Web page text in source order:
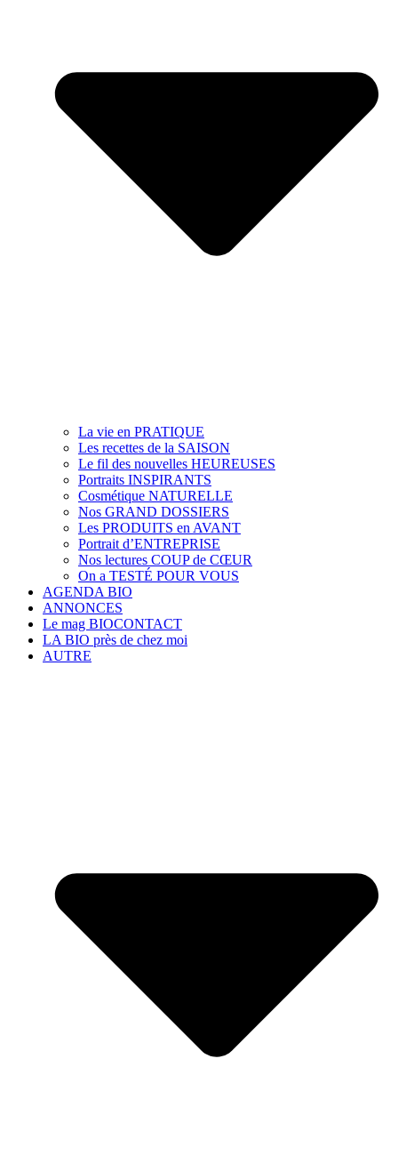
La vie en PRATIQUE
Les recettes de la SAISON
Le fil des nouvelles HEUREUSES
Portraits INSPIRANTS
Cosmétique NATURELLE
Nos GRAND DOSSIERS
Les PRODUITS en AVANT
Portrait d’ENTREPRISE
Nos lectures COUP de CŒUR
On a TESTÉ POUR VOUS
AGENDA BIO
ANNONCES
Le mag BIOCONTACT
LA BIO près de chez moi
AUTRE